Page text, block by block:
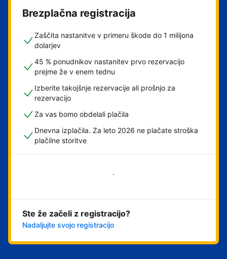
Brezplačna registracija
Zaščita nastanitve v primeru škode do 1 milijona
dolarjev
45 % ponudnikov nastanitev prvo rezervacijo
prejme že v enem tednu
Izberite takojšnje rezervacije ali prošnjo za
rezervacijo
Za vas bomo obdelali plačila
Dnevna izplačila. Za leto 2026 ne plačate stroška
plačilne storitve
Ste že začeli z registracijo?
Nadaljujte svojo registracijo